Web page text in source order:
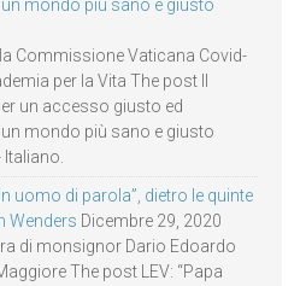
mondo più sano e giusto
Commissione Vaticana Covid-
per la Vita The post Il
un accesso giusto ed
mondo più sano e giusto
uomo di parola”, dietro le quinte
Wenders Dicembre 29, 2020
di monsignor Dario Edoardo
The post LEV: “Papa